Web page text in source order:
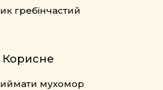
гребінчастий
Корисне
мухомор